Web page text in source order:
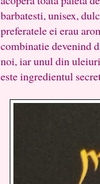
barbatesti, unisex,
preferatele ei erau
combinatie devenind
noi, iar unul din
este ingredientul